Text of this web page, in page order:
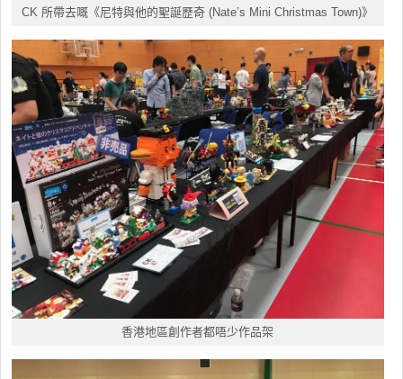
CK 所帶去嘅《尼特與他的聖誕歷奇 (Nate’s Mini Christmas Town)》
香港地區創作者都唔少作品架